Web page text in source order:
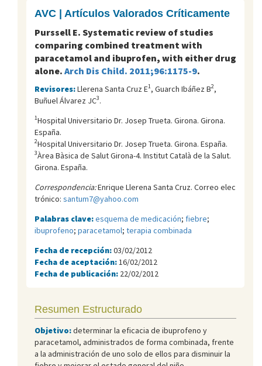
AVC | Artículos Valorados Críticamente
Purssell E. Systematic review of studies
comparing combined treatment with
paracetamol and ibuprofen, with either drug
alone. Arch Dis Child. 2011;96:1175-9.
Revisores:Llerena Santa Cruz E1, Guarch Ibáñez B2,
Buñuel Álvarez JC3.
1Hospital Universitario Dr. Josep Trueta. Girona. Girona.
España.
2Hospital Universitario Dr. Josep Trueta. Girona. España.
3Àrea Bàsica de Salut Girona-4. Institut Català de la Salut.
Girona. España.
Correspondencia:Enrique Llerena Santa Cruz. Correo elec
trónico: santum7@yahoo.com
Palabras clave:esquema de medicación; fiebre;
ibuprofeno; paracetamol; terapia combinada
Fecha de recepción:03/02/2012
Fecha de aceptación: 16/02/2012
Fecha de publicación: 22/02/2012
Resumen Estructurado
Objetivo:determinar la eficacia de ibuprofeno y
paracetamol, administrados de forma combinada, frente
a la administración de uno solo de ellos para disminuir la